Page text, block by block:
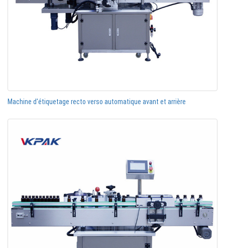
Machine d'étiquetage recto verso automatique avant et arrière